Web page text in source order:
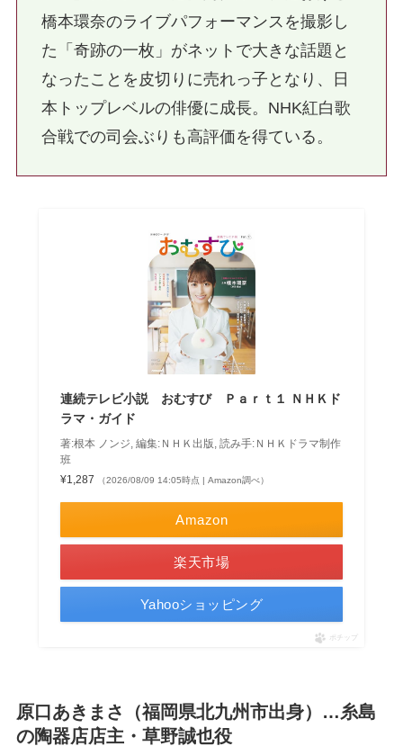
橋本環奈のライブパフォーマンスを撮影し
た「奇跡の一枚」がネットで大きな話題と
なったことを皮切りに売れっ子となり、日
本トップレベルの俳優に成長。NHK紅白歌
合戦での司会ぶりも高評価を得ている。
連続テレビ小説 おむすび Ｐａｒｔ１ ＮＨＫド
ラマ・ガイド
著:根本 ノンジ, 編集:ＮＨＫ出版, 読み手:ＮＨＫドラマ制作
班
¥1,287
（2026/08/09 14:05時点 | Amazon調べ）
Amazon
楽天市場
Yahooショッピング
ポチップ
原口あきまさ（福岡県北九州市出身）…糸島
の陶器店店主・草野誠也役